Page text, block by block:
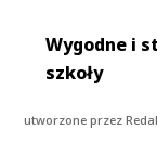
Wygodne i
szkoły
utworzone przez